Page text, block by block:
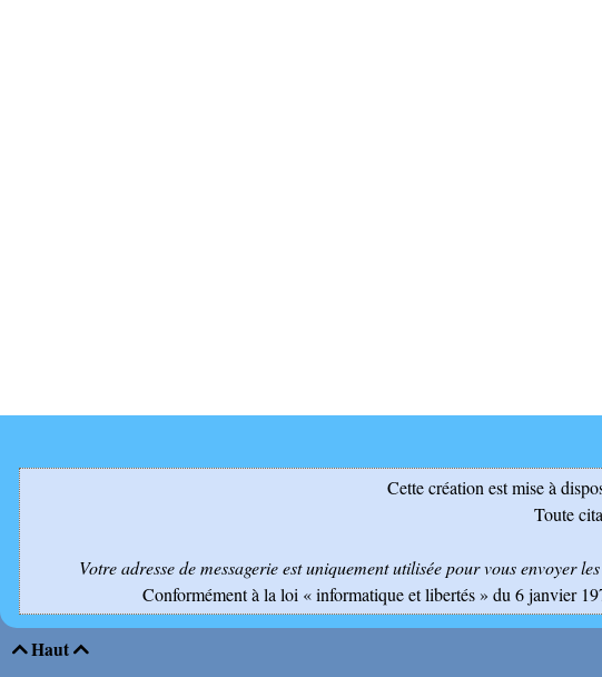
Cette création est mise à
Toute
Votre adresse de messagerie est uniquement utilisée pour vous envoyer
Conformément à la loi « informatique et libertés » du 6 janvier
Haut 